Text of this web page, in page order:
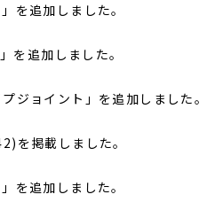
を追加しました。
追加しました。
ジョイント」を追加しました。
を掲載しました。
を追加しました。